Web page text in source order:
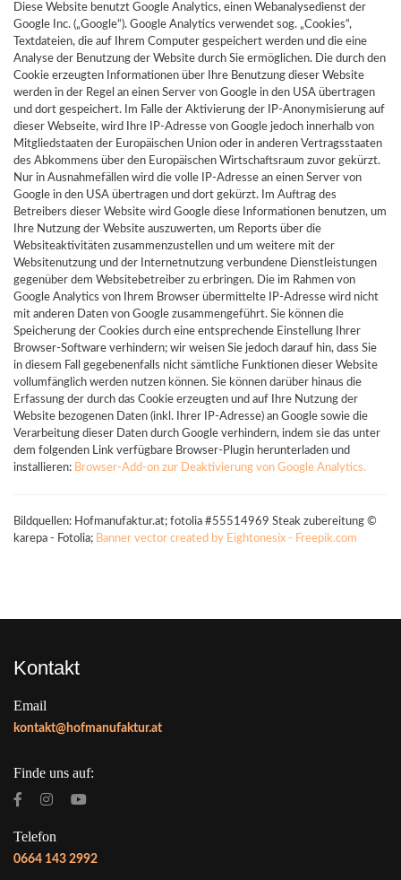
Diese Website benutzt Google Analytics, einen Webanalysedienst der
Google Inc. („Google“). Google Analytics verwendet sog. „Cookies“,
Textdateien, die auf Ihrem Computer gespeichert werden und die eine
Analyse der Benutzung der Website durch Sie ermöglichen. Die durch den
Cookie erzeugten Informationen über Ihre Benutzung dieser Website
werden in der Regel an einen Server von Google in den USA übertragen
und dort gespeichert. Im Falle der Aktivierung der IP-Anonymisierung auf
dieser Webseite, wird Ihre IP-Adresse von Google jedoch innerhalb von
Mitgliedstaaten der Europäischen Union oder in anderen Vertragsstaaten
des Abkommens über den Europäischen Wirtschaftsraum zuvor gekürzt.
Nur in Ausnahmefällen wird die volle IP-Adresse an einen Server von
Google in den USA übertragen und dort gekürzt. Im Auftrag des
Betreibers dieser Website wird Google diese Informationen benutzen, um
Ihre Nutzung der Website auszuwerten, um Reports über die
Websiteaktivitäten zusammenzustellen und um weitere mit der
Websitenutzung und der Internetnutzung verbundene Dienstleistungen
gegenüber dem Websitebetreiber zu erbringen. Die im Rahmen von
Google Analytics von Ihrem Browser übermittelte IP-Adresse wird nicht
mit anderen Daten von Google zusammengeführt. Sie können die
Speicherung der Cookies durch eine entsprechende Einstellung Ihrer
Browser-Software verhindern; wir weisen Sie jedoch darauf hin, dass Sie
in diesem Fall gegebenenfalls nicht sämtliche Funktionen dieser Website
vollumfänglich werden nutzen können. Sie können darüber hinaus die
Erfassung der durch das Cookie erzeugten und auf Ihre Nutzung der
Website bezogenen Daten (inkl. Ihrer IP-Adresse) an Google sowie die
Verarbeitung dieser Daten durch Google verhindern, indem sie das unter
dem folgenden Link verfügbare Browser-Plugin herunterladen und
installieren: Browser-Add-on zur Deaktivierung von Google Analytics.
Bildquellen: Hofmanufaktur.at; fotolia #55514969 Steak zubereitung ©
karepa - Fotolia; Banner vector created by Eightonesix - Freepik.com
Kontakt
Email
kontakt@hofmanufaktur.at
Finde uns auf:
Telefon
0664 143 2992